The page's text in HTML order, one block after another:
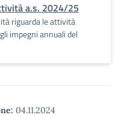
a.s. 2024/25
riguarda le attività
impegni annuali del
04.11.2024